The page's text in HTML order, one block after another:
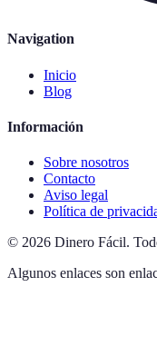
Navigation
Inicio
Blog
Información
Sobre nosotros
Contacto
Aviso legal
Política de
© 2026 Dinero Fácil.
Algunos enlaces son